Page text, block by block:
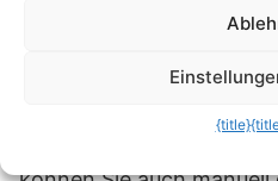
Backupsoftware
dass die „richtigen“
Wunsch sogar
{title}